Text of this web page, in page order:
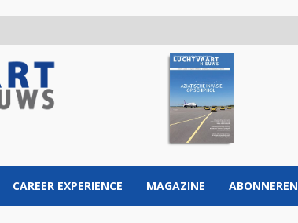
CAREER EXPERIENCE MAGAZINE ABONNEREN